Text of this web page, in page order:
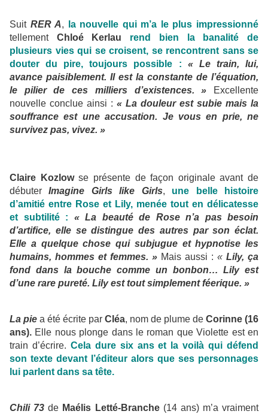
Suit RER A,
la nouvelle qui m’a le plus impressionné
tellement Chloé Kerlau
rend bien la banalité de
plusieurs vies qui se croisent, se rencontrent sans se
douter du pire, toujours possible :
« Le train, lui,
avance paisiblement. Il est la constante de l’équation,
le pilier de ces milliers d’existences. » Excellente
nouvelle conclue ainsi : « La douleur est subie mais la
souffrance est une accusation. Je vous en prie, ne
survivez pas, vivez. »
Claire Kozlowse présente de façon originale avant de
débuterImagine Girls like Girls, une belle histoire
d’amitié entre Rose et Lily, menée tout en délicatesse
et subtilité :
« La beauté de Rose n’a pas besoin
d’artifice, elle se distingue des autres par son éclat.
Elle a quelque chose qui subjugue et hypnotise les
humains, hommes et femmes. » Mais aussi : « Lily, ça
fond dans la bouche comme un bonbon… Lily est
d’une rare pureté. Lily est tout simplement féerique. »
La pie a été écrite par Cléa, nom de plume de Corinne (16
ans). Elle nous plonge dans le roman que Violette est en
train d’écrire. Cela dure six ans et la voilà qui défend
son texte devant l’éditeur alors que ses personnages
lui parlent dans sa tête.
Chili 73 de Maélis Letté-Branche(14 ans) m’a vraiment